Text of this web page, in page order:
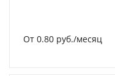
От 0.80 руб./месяц